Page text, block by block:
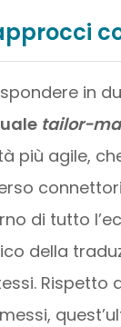
in
tailor-
agile,
di tutto
della
Rispetto